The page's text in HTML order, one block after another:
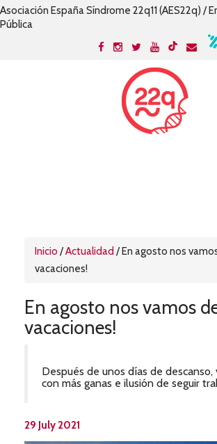
Asociación España Síndrome 22q11 (AES22q) /
Pública
Inicio /Actualidad /En agosto nos
vacaciones!
En agosto nos vamos
vacaciones!
Después de unos días de
con más ganas e ilusión de seguir
29 July 2021